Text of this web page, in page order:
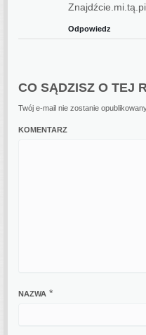
Odpowiedz
CO SĄDZISZ O TEJ
Twój e-mail nie zostanie
KOMENTARZ
NAZWA *